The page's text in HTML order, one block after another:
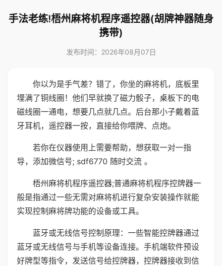
手法老练!梧州麻将机程序遥控器(胡牌神器随身
携带)
发布时间：2026年08月07日
你以为是手气差？错了，你坐的麻将机，底板里
埋满了铜线圈！他们早就换了磁力骰子，桌板下的电
磁线圈一通电，想要几点就几点。后台那小子戴着蓝
牙耳机，遥控器一按，直接给你喂牌、点炮。
若你在仪器使用上需要帮助，想获取一对一指
导，添加微信号; sdf6770 随时交流 。
梧州麻将机程序遥控器;普通麻将机程序控牌器一
般是指通过一些无需对麻将机进行复杂安装操作就能
实现控制麻将牌功能的设备或工具。
蓝牙或无线信号控制原理：一些智能控牌器通过
蓝牙或无线信号与手机等设备连接。手机端软件预设
好牌型等指令，发送信号给控牌器，控牌器接收到信